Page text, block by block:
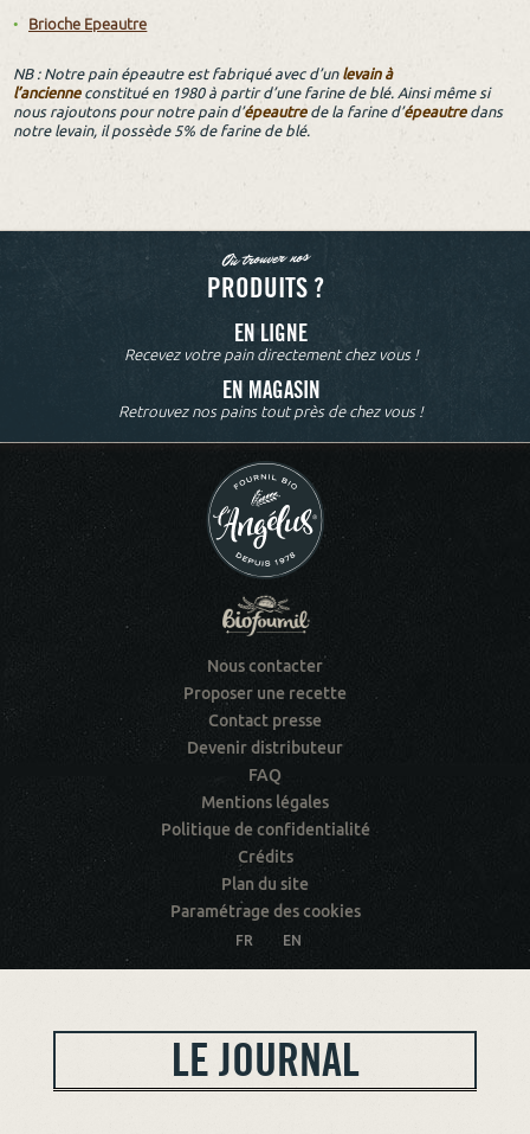
Brioche Epeautre
NB : Notre pain épeautre est fabriqué avec d’unlevain à
l’ancienneconstitué en 1980 à partir d’une farine de blé. Ainsi même si
nous rajoutons pour notre pain d’épeautrede la farine d’épeautredans
notre levain, il possède 5% de farine de blé.
Où trouver nos
PRODUITS ?
EN LIGNE
Recevez votre pain directement chez vous !
EN MAGASIN
Retrouvez nos pains tout près de chez vous !
Nous contacter
Proposer une recette
Contact presse
Devenir distributeur
FAQ
Mentions légales
Politique de confidentialité
Crédits
Plan du site
Paramétrage des cookies
FR EN
LE JOURNAL